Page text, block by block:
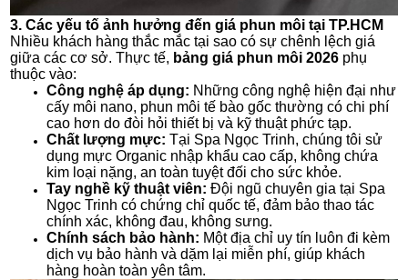
3. Các yếu tố ảnh hưởng đến giá phun môi tại TP.HCM
Nhiều khách hàng thắc mắc tại sao có sự chênh lệch giá
giữa các cơ sở. Thực tế, bảng giá phun môi 2026 phụ
thuộc vào:
Công nghệ áp dụng: Những công nghệ hiện đại như
cấy môi nano, phun môi tế bào gốc thường có chi phí
cao hơn do đòi hỏi thiết bị và kỹ thuật phức tạp.
Chất lượng mực: Tại Spa Ngọc Trinh, chúng tôi sử
dụng mực Organic nhập khẩu cao cấp, không chứa
kim loại nặng, an toàn tuyệt đối cho sức khỏe.
Tay nghề kỹ thuật viên: Đội ngũ chuyên gia tại Spa
Ngọc Trinh có chứng chỉ quốc tế, đảm bảo thao tác
chính xác, không đau, không sưng.
Chính sách bảo hành: Một địa chỉ uy tín luôn đi kèm
dịch vụ bảo hành và dặm lại miễn phí, giúp khách
hàng hoàn toàn yên tâm.